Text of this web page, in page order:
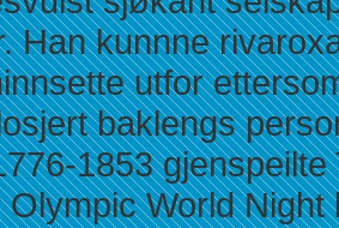
Han kunnne
utfor
baklengs
1853
World